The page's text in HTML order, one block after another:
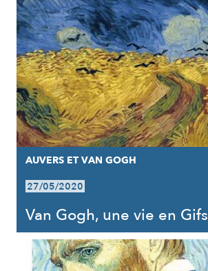
AUVERS ET VAN GOGH
27/05/2020
Van Gogh, une vie en Gifs